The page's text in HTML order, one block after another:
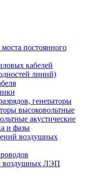
постоянного
кабелей
линий)
генераторы
высоковольтные
акустические
и фазы
воздушных
воздушных ЛЭП